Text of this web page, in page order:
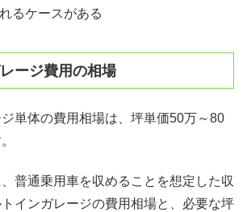
るケースがある
ージ費用の相場
単体の費用相場は、坪単価50万～80
普通乗用車を収めることを想定した収
インガレージの費用相場と、必要な坪